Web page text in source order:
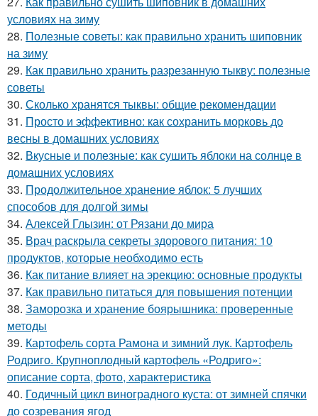
условиях на зиму
28. Полезные советы: как правильно хранить шиповник
на зиму
29. Как правильно хранить разрезанную тыкву: полезные
советы
30. Сколько хранятся тыквы: общие рекомендации
31. Просто и эффективно: как сохранить морковь до
весны в домашних условиях
32. Вкусные и полезные: как сушить яблоки на солнце в
домашних условиях
33. Продолжительное хранение яблок: 5 лучших
способов для долгой зимы
34. Алексей Глызин: от Рязани до мира
35. Врач раскрыла секреты здорового питания: 10
продуктов, которые необходимо есть
36. Как питание влияет на эрекцию: основные продукты
37. Как правильно питаться для повышения потенции
38. Заморозка и хранение боярышника: проверенные
методы
39. Картофель сорта Рамона и зимний лук. Картофель
Родриго. Крупноплодный картофель «Родриго»:
описание сорта, фото, характеристика
40. Годичный цикл виноградного куста: от зимней спячки
до созревания ягод